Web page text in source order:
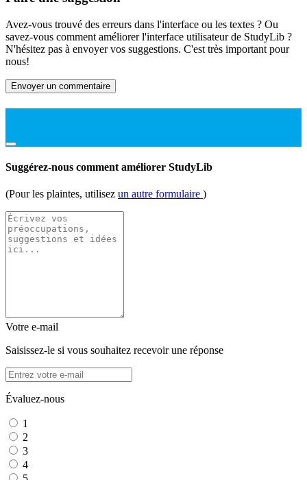
Avez-vous trouvé des erreurs dans l'interface ou les textes ? Ou
savez-vous comment améliorer l'interface utilisateur de StudyLib ?
N'hésitez pas à envoyer vos suggestions. C'est très important pour
nous!
Envoyer un commentaire
Suggérez-nous comment améliorer StudyLib
(Pour les plaintes, utilisez un autre formulaire )
Votre e-mail
Saisissez-le si vous souhaitez recevoir une réponse
Évaluez-nous
1
2
3
4